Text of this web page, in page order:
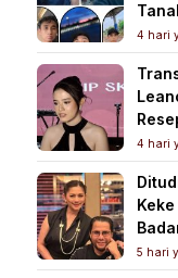
4 hari
4 hari
5 hari